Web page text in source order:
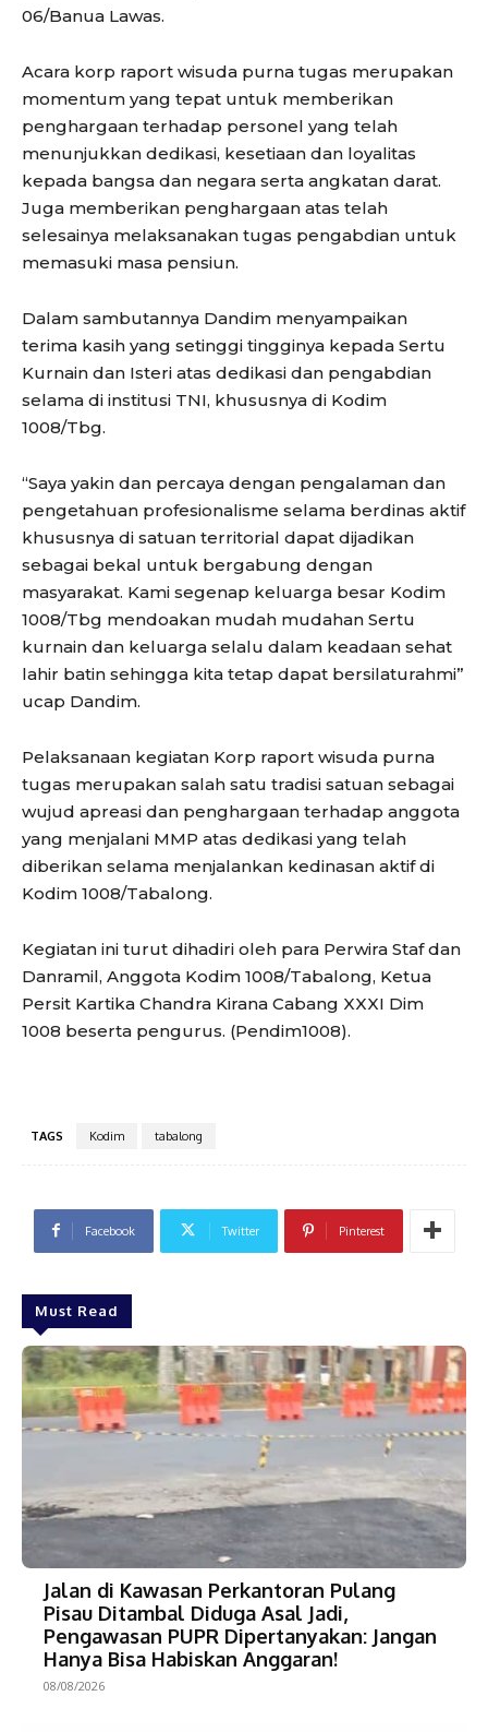
06/Banua Lawas.
Acara korp raport wisuda purna tugas merupakan
momentum yang tepat untuk memberikan
penghargaan terhadap personel yang telah
menunjukkan dedikasi, kesetiaan dan loyalitas
kepada bangsa dan negara serta angkatan darat.
Juga memberikan penghargaan atas telah
selesainya melaksanakan tugas pengabdian untuk
memasuki masa pensiun.
Dalam sambutannya Dandim menyampaikan
terima kasih yang setinggi tingginya kepada Sertu
Kurnain dan Isteri atas dedikasi dan pengabdian
selama di institusi TNI, khususnya di Kodim
1008/Tbg.
“Saya yakin dan percaya dengan pengalaman dan
pengetahuan profesionalisme selama berdinas aktif
khususnya di satuan territorial dapat dijadikan
sebagai bekal untuk bergabung dengan
masyarakat. Kami segenap keluarga besar Kodim
1008/Tbg mendoakan mudah mudahan Sertu
kurnain dan keluarga selalu dalam keadaan sehat
lahir batin sehingga kita tetap dapat bersilaturahmi”
ucap Dandim.
Pelaksanaan kegiatan Korp raport wisuda purna
tugas merupakan salah satu tradisi satuan sebagai
wujud apreasi dan penghargaan terhadap anggota
yang menjalani MMP atas dedikasi yang telah
diberikan selama menjalankan kedinasan aktif di
Kodim 1008/Tabalong.
Kegiatan ini turut dihadiri oleh para Perwira Staf dan
Danramil, Anggota Kodim 1008/Tabalong, Ketua
Persit Kartika Chandra Kirana Cabang XXXI Dim
1008 beserta pengurus. (Pendim1008).
TAGS Kodim tabalong
Facebook Twitter Pinterest
Must Read
Jalan di Kawasan Perkantoran Pulang
Pisau Ditambal Diduga Asal Jadi,
Pengawasan PUPR Dipertanyakan: Jangan
Hanya Bisa Habiskan Anggaran!
08/08/2026